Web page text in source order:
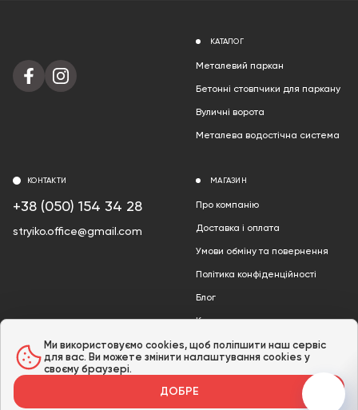
КАТАЛОГ
Металевий паркан
Бетонні стовпчики для паркану
Вуличні ворота
Металева водостічна система
МАГАЗИН
Про компанію
Доставка і оплата
Умови обміну та повернення
Політика конфіденційності
Блог
Контакти
Акції
КОНТАКТИ
+38 (050) 154 34 28
stryiko.office@gmail.com
© 2024 «Інтернет-магазин Стрийко» / Мапа сайту
Розроблено в GTS AGENCY
Ми використовуємо cookies, щоб поліпшити наш сервіс
для вас. Ви можете змінити налаштування cookies у
своєму браузері.
ДОБРЕ